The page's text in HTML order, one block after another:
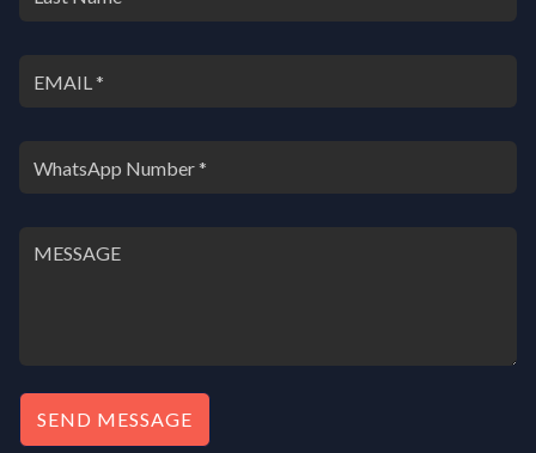
SEND MESSAGE